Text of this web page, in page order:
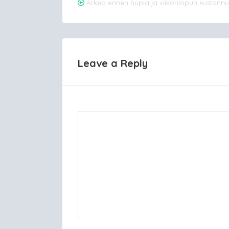
Post
navigation
Arkea ennen hupia ja viikonlopun
Leave a Reply